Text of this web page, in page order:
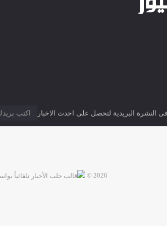
النشرة البريدية لتحصل على احدث الاخبار
2026 ©